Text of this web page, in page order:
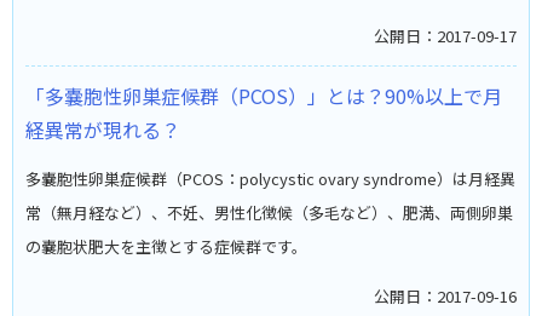
公開日：2017-09-17
「多嚢胞性卵巣症候群（PCOS）」とは？90%以上で月
経異常が現れる？
多嚢胞性卵巣症候群（PCOS：polycystic ovary syndrome）は月経異
常（無月経など）、不妊、男性化徴候（多毛など）、肥満、両側卵巣
の嚢胞状肥大を主徴とする症候群です。
公開日：2017-09-16